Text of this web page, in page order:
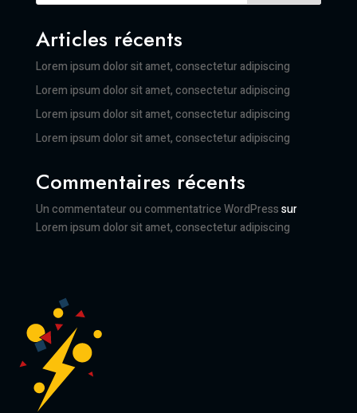
Articles récents
Lorem ipsum dolor sit amet, consectetur adipiscing
Lorem ipsum dolor sit amet, consectetur adipiscing
Lorem ipsum dolor sit amet, consectetur adipiscing
Lorem ipsum dolor sit amet, consectetur adipiscing
Commentaires récents
Un commentateur ou commentatrice WordPresssur
Lorem ipsum dolor sit amet, consectetur adipiscing